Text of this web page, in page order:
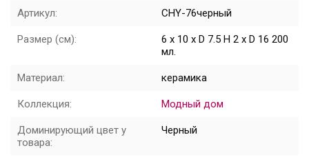
Распродажа
Кролики
Артикул: CHY-76черный
Размер (см):
6 x 10 x D 7.5 H 2 x D 16 200
мл.
Материал: керамика
Коллекция: Модный дом
Доминирующий цвет у
товара:
Черный